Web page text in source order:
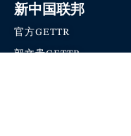
新中国联邦
官方GETTR
郭文贵GETTR